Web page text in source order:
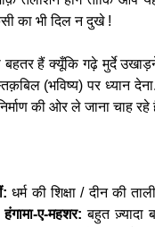
का भी दिल न दुखे !
हैं क्यूँकि गढ़े मुर्दे
(भविष्य) पर ध्यान
की ओर ले जाना चाह
धर्म की शिक्षा / दीन की
हंगामा-ए-महशर:बहुत ज़्यादा